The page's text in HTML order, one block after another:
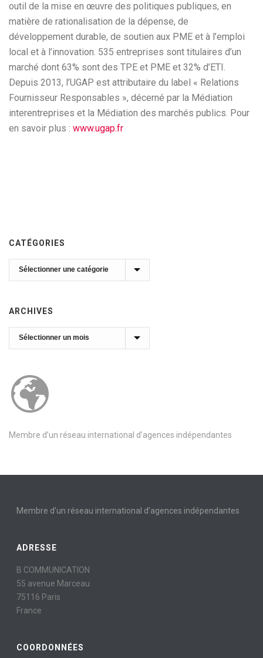
outil de la mise en œuvre des politiques publiques, en
matière de rationalisation de la dépense, de
développement durable, de soutien aux PME et à l’emploi
local et à l’innovation. 535 entreprises sont titulaires d’un
marché dont 63% sont des TPE et PME et 32% d’ETI.
Depuis 2013, l’UGAP est attributaire du label « Relations
Fournisseur Responsables », décerné par la Médiation
interentreprises et la Médiation des marchés publics. Pour
en savoir plus : www.ugap.fr
CATÉGORIES
Catégories
ARCHIVES
Archives
Membre d’un réseau international d’agences indépendantes
Membre d’un réseau international d’agences indépendantes
ADRESSE
B COMMUNICATION
55 avenue Marceau
75116 Paris
France
COORDONNÉES